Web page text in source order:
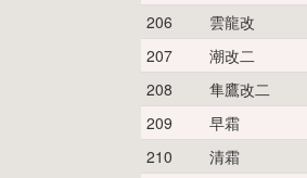
206
雲龍改
207
潮改二
208
隼鷹改二
209
早霜
210
清霜